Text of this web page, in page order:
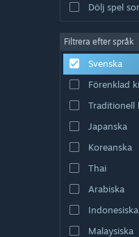
Dölj spel
Filtrera efter språk
Svenska
Förenklad
Traditionell
Japanska
Koreanska
Thai
Arabiska
Indonesiska
Malaysiska